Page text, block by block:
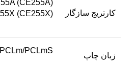
کارتریج سازگار
(55A (CE255A
(55X (CE255X
زبان چاپ
PCLm/PCLmS